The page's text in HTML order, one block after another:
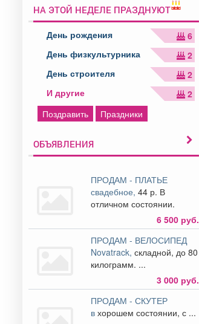
НА ЭТОЙ НЕДЕЛЕ ПРАЗДНУЮТ
День рождения
6
День физкультурника
2
День строителя
2
И другие
2
Поздравить
Праздники
ОБЪЯВЛЕНИЯ
ПРОДАМ - ПЛАТЬЕ
свадебное,44 р. В
отличном состоянии.
6 500 руб.
ПРОДАМ - ВЕЛОСИПЕД
Novatrack,складной, до 80
килограмм. ...
3 000 руб.
ПРОДАМ - СКУТЕР
вхорошем состоянии, с ...